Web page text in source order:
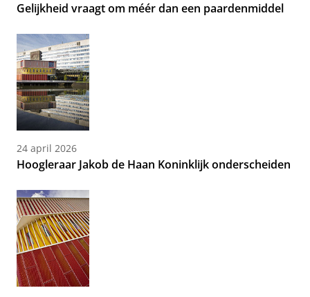
Gelijkheid vraagt om méér dan een paardenmiddel
24 april 2026
Hoogleraar Jakob de Haan Koninklijk onderscheiden